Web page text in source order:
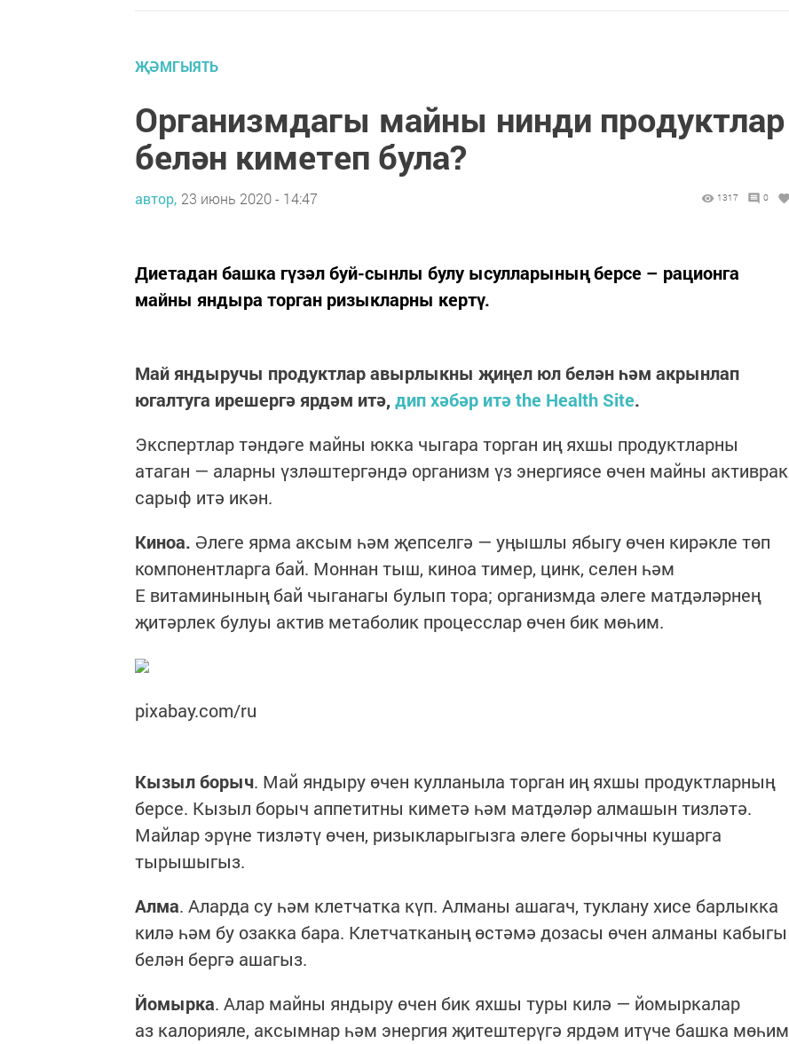
ҖӘМГЫЯТЬ
Организмдагы майны нинди продуктлар
белән киметеп була?
автор, 23 июнь 2020 - 14:47 1317 0
Диетадан башка гүзәл буй-сынлы булу ысулларының берсе – рационга
майны яндыра торган ризыкларны кертү.
Май яндыручы продуктлар авырлыкны җиңел юл белән һәм акрынлап
югалтуга ирешергә ярдәм итә, дип хәбәр итә the Health Site.
Экспертлар тәндәге майны юкка чыгара торган иң яхшы продуктларны
атаган — аларны үзләштергәндә организм үз энергиясе өчен майны активрак
сарыф итә икән.
Киноа. Әлеге ярма аксым һәм җепселгә — уңышлы ябыгу өчен кирәкле төп
компонентларга бай. Моннан тыш, киноа тимер, цинк, селен һәм
Е витаминының бай чыганагы булып тора; организмда әлеге матдәләрнең
җитәрлек булуы актив метаболик процесслар өчен бик мөһим.
pixabay.com/ru
Кызыл борыч. Май яндыру өчен кулланыла торган иң яхшы продуктларның
берсе. Кызыл борыч аппетитны киметә һәм матдәләр алмашын тизләтә.
Майлар эрүне тизләтү өчен, ризыкларыгызга әлеге борычны кушарга
тырышыгыз.
Алма. Аларда су һәм клетчатка күп. Алманы ашагач, туклану хисе барлыкка
килә һәм бу озакка бара. Клетчатканың өстәмә дозасы өчен алманы кабыгы
белән бергә ашагыз.
Йомырка. Алар майны яндыру өчен бик яхшы туры килә — йомыркалар
аз калорияле, аксымнар һәм энергия җитештерүгә ярдәм итүче башка мөһим